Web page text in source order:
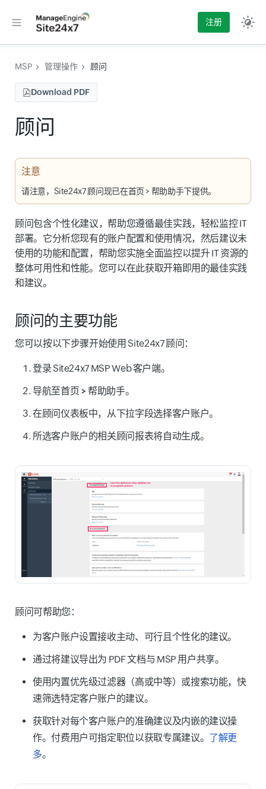
注册
MSP 管理操作 顾问
Download PDF
顾问
注意
请注意，Site24x7 顾问现已在首页 >帮助助手下提供。
顾问包含个性化建议，帮助您遵循最佳实践，轻松监控 IT
部署。它分析您现有的账户配置和使用情况，然后建议未
使用的功能和配置，帮助您实施全面监控以提升 IT 资源的
整体可用性和性能。您可以在此获取开箱即用的最佳实践
和建议。
顾问的主要功能
您可以按以下步骤开始使用 Site24x7 顾问：
登录 Site24x7 MSP Web 客户端。
导航至首页 > 帮助助手。
在顾问仪表板中，从下拉字段选择客户账户。
所选客户账户的相关顾问报表将自动生成。
顾问可帮助您：
为客户账户设置接收主动、可行且个性化的建议。
通过将建议导出为 PDF 文档与 MSP 用户共享。
使用内置优先级过滤器（高或中等）或搜索功能，快
速筛选特定客户账户的建议。
获取针对每个客户账户的准确建议及内嵌的建议操
作。付费用户可指定职位以获取专属建议。 了解更
多。